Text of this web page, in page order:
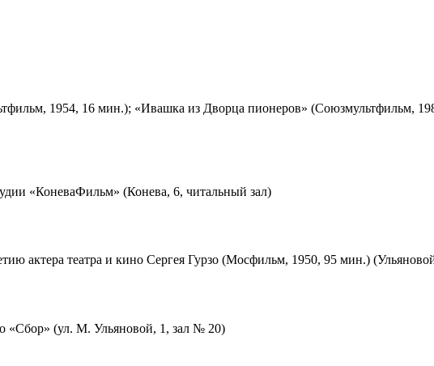
1954, 16 мин.); «Ивашка из Дворца пионеров» (Союзмультфильм,
«КоневаФильм» (Конева, 6, читальный зал)
актера театра и кино Сергея Гурзо (Мосфильм, 1950, 95 мин.)
«Сбор» (ул. М. Ульяновой, 1, зал № 20)